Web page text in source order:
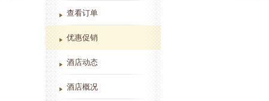
查看订单
优惠促销
酒店动态
酒店概况